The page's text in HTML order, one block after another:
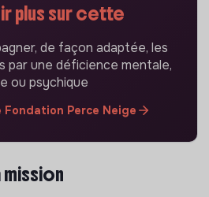
plus sur cette
de façon adaptée, les
par une déficience mentale,
ou psychique
Fondation Perce Neige